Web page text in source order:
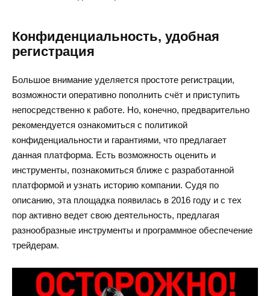
Конфиденциальность, удобная
регистрация
Большое внимание уделяется простоте регистрации,
возможности оперативно пополнить счёт и приступить
непосредственно к работе. Но, конечно, предварительно
рекомендуется ознакомиться с политикой
конфиденциальности и гарантиями, что предлагает
данная платформа. Есть возможность оценить и
инструменты, познакомиться ближе с разработанной
платформой и узнать историю компании. Судя по
описанию, эта площадка появилась в 2016 году и с тех
пор активно ведет свою деятельность, предлагая
разнообразные инструменты и программное обеспечение
трейдерам.